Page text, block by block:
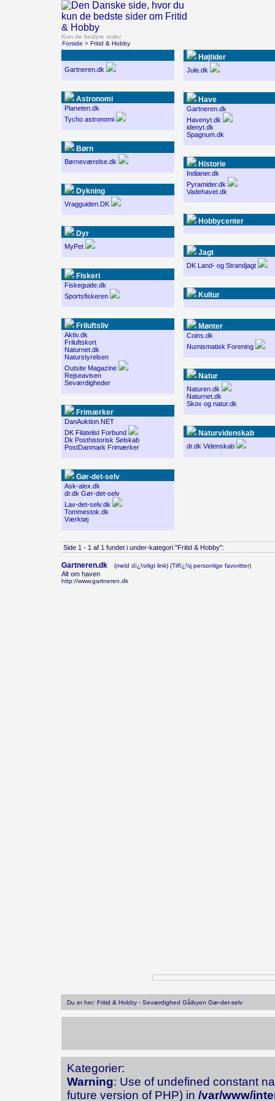
Kun de bedste sider
Forside > Fritid & Hobby
Gartneren.dk
Astronomi
Planeten.dk
Tycho astronomi
Børn
Børneværelse.dk
Dykning
Vragguiden.DK
Dyr
MyPet
Fiskeri
Fiskeguide.dk
Sportsfiskeren
Friluftsliv
Aktiv.dk
Friluftskort
Naturnet.dk
Naturstyrelsen
Outsite Magazine
Rejseavisen
Seværdigheder
Frimærker
DanAuktion.NET
DK Filatelist Forbund
Dk Posthistorisk Selskab
PostDanmark Frimærker
Gør-det-selv
Ask-alex.dk
dr.dk Gør-det-selv
Lav-det-selv.dk
Tommestok.dk
Værktøj
Højtider
Jule.dk
Have
Gartneren.dk
Havenyt.dk
idenyt.dk
Spagnum.dk
Historie
Indianer.dk
Pyramider.dk
Vadehavet.dk
Hobbycenter
Jagt
DK Land- og Strandjagt
Kultur
Mønter
Coins.dk
Numismatisk Forening
Natur
Naturen.dk
Naturnet.dk
Skov og natur.dk
Naturvidenskab
dr.dk Videnskab
Side 1 - 1 af 1 fundet i under-kategori "Fritid & Hobby":
Gartneren.dk (meld dï¿½rligt link) (Tilfï¿½j personlige favoritter)
Alt om haven
http://www.gartneren.dk
Du er her: Fritid & Hobby - Seværdighed Gåibyen Gør-det-selv
Kategorier:
Warning: Use of undefined constant
future version of PHP) in /var/www/